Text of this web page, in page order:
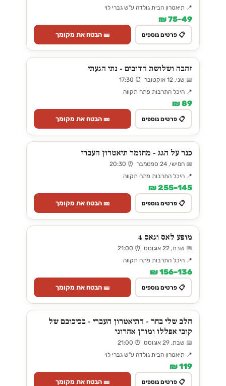
📍 תיאטרון הבית גולדה ע"ש גברי לוי
49–75 ₪
📋 פרטים נוספים 🎫 הבטח את מקומך
זהבה ושלושת הדובים - נתי הגעתי
📅 שני, 12 אוקטובר ⏰ 17:30
📍 היכל התרבות פתח תקווה
89 ₪
📋 פרטים נוספים 🎫 הבטח את מקומך
כנר על הגג - מחזמר תיאטרון העברי
📅 חמישי, 24 ספטמבר ⏰ 20:30
📍 היכל התרבות פתח תקווה
145–255 ₪
📋 פרטים נוספים 🎫 הבטח את מקומך
מופע לאס וגאס 4
📅 שבת, 22 אוגוסט ⏰ 21:00
📍 היכל התרבות פתח תקווה
136–156 ₪
📋 פרטים נוספים 🎫 הבטח את מקומך
הלב שלי בחר - התיאטרון העברי - בכיכובם של
קובי אפללו ומורן אהרוני
📅 שבת, 29 אוגוסט ⏰ 21:00
📍 תיאטרון הבית גולדה ע"ש גברי לוי
119 ₪
📋 פרטים נוספים 🎫 הבטח את מקומך